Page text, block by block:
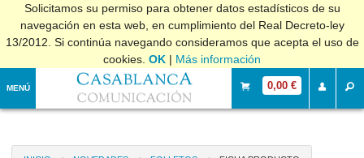
Solicitamos su permiso para obtener datos estadísticos de su
navegación en esta web, en cumplimiento del Real Decreto-ley
13/2012. Si continúa navegando consideramos que acepta el uso de
cookies. OK | Más información
MENÚ 0,00 €